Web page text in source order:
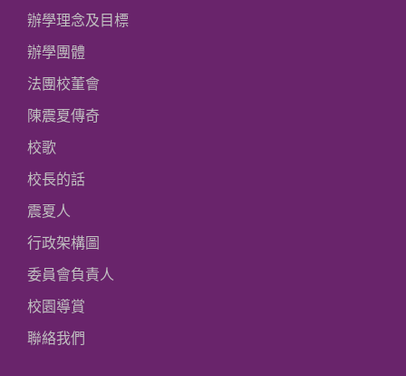
辦學理念及目標
辦學團體
法團校董會
陳震夏傳奇
校歌
校長的話
震夏人
行政架構圖
委員會負責人
校園導賞
聯絡我們